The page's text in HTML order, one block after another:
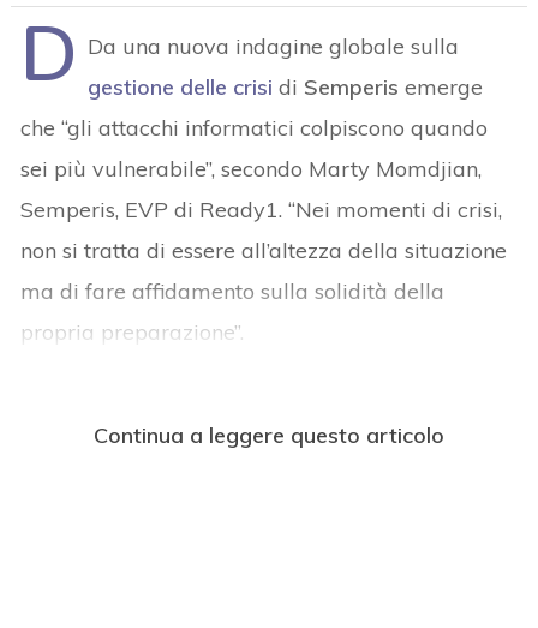
D Da una nuova indagine globale sulla
gestione delle crisi di Semperis emerge
che “gli attacchi informatici colpiscono quando
sei più vulnerabile”, secondo Marty Momdjian,
Semperis, EVP di Ready1. “Nei momenti di crisi,
non si tratta di essere all’altezza della situazione
ma di fare affidamento sulla solidità della
propria preparazione”.
Continua a leggere questo articolo